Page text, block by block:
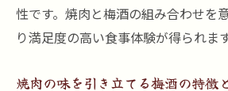
性です。焼肉と梅酒の組み合わせを
り満足度の高い食事体験が得られます
焼肉の味を引き立てる梅酒の特徴